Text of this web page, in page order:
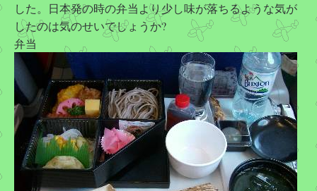
した。日本発の時の弁当より少し味が落ちるような気が
したのは気のせいでしょうか?
弁当